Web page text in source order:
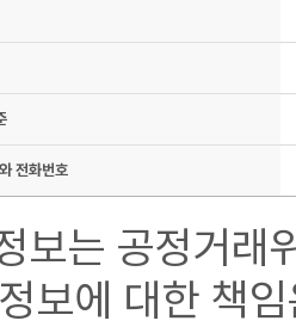
전화번호
보는 공정거래
보에 대한 책